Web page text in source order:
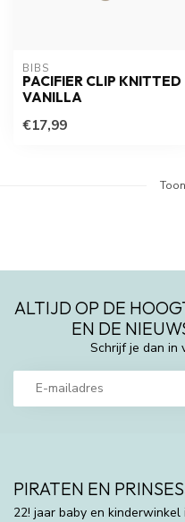
BIBS
PACIFIER CLIP KNITTED
VANILLA
€17,99
Toon
ALTIJD OP DE
EN DE
Schrijf je dan in
PIRATEN EN
22! jaar baby en kinderwinkel